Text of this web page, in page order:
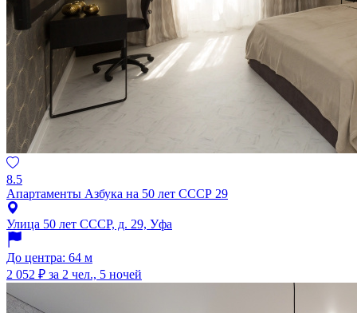
8.5
Апартаменты Азбука на 50 лет СССР 29
Улица 50 лет СССР, д. 29, Уфа
До центра: 64 м
2 052 ₽ за 2 чел., 5 ночей